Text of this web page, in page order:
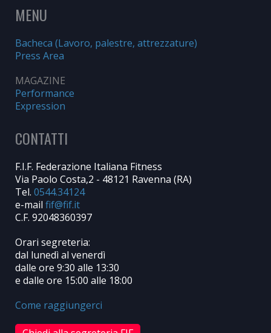
MENU
Bacheca (Lavoro, palestre, attrezzature)
Press Area
MAGAZINE
Performance
Expression
CONTATTI
F.I.F. Federazione Italiana Fitness
Via Paolo Costa,2 - 48121 Ravenna (RA)
Tel. 0544.34124
e-mail
C.F. 92048360397
Orari segreteria:
dal lunedì al venerdì
dalle ore 9:30 alle 13:30
e dalle ore 15:00 alle 18:00
Come raggiungerci